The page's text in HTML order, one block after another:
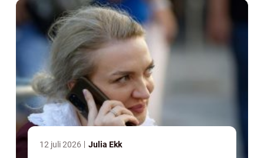
12 juli 2026 Julia Ekk